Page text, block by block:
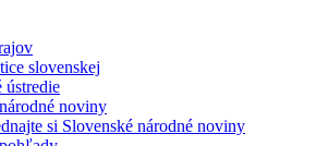
slovenskej
ústredie
noviny
si Slovenské národné noviny